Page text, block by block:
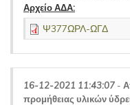
Αρχείο ΑΔΑ:
Ψ377ΩΡΛ-ΩΓΔ
16-12-2021 11:43:07 -
προμήθειας υλικών